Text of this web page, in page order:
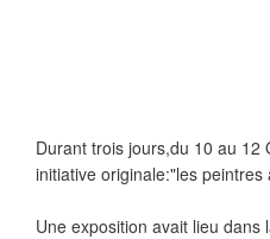
Durant trois jours,du 10 au
initiative originale:"les peintres
Une exposition avait lieu dans